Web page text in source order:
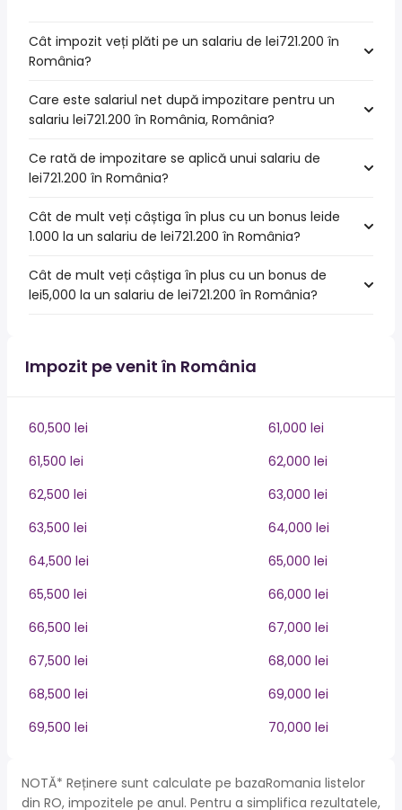
Cât impozit veți plăti pe un salariu de lei721.200 în
România?
Care este salariul net după impozitare pentru un
salariu lei721.200 în România, România?
Ce rată de impozitare se aplică unui salariu de
lei721.200 în România?
Cât de mult veți câștiga în plus cu un bonus leide
1.000 la un salariu de lei721.200 în România?
Cât de mult veți câștiga în plus cu un bonus de
lei5,000 la un salariu de lei721.200 în România?
Impozit pe venit în România
60,500 lei
61,000 lei
61,500 lei
62,000 lei
62,500 lei
63,000 lei
63,500 lei
64,000 lei
64,500 lei
65,000 lei
65,500 lei
66,000 lei
66,500 lei
67,000 lei
67,500 lei
68,000 lei
68,500 lei
69,000 lei
69,500 lei
70,000 lei
NOTĂ* Reținere sunt calculate pe bazaRomania listelor
din RO, impozitele pe anul. Pentru a simplifica rezultatele,